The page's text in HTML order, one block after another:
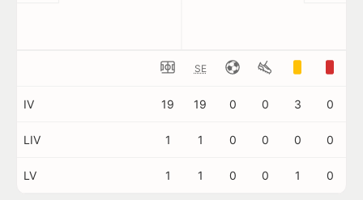
SE
IV 19 19 0 0 3 0
LIV 1 1 0 0 0 0
LV 1 1 0 0 1 0